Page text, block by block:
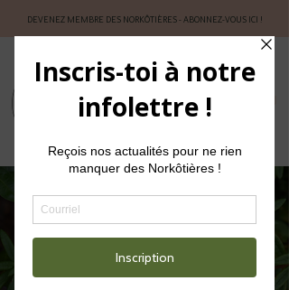
DEVENEZ MEMBRE DES NORKÔTIÈRES - ABONNEZ-VOUS ICI !